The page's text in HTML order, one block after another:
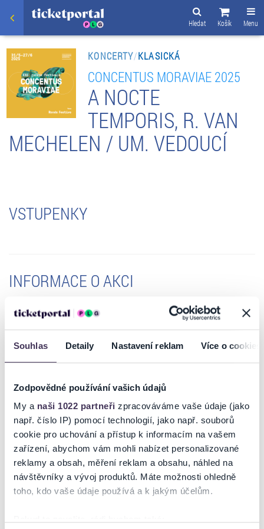
Souhlas Detaily Nastavení reklam Více o cookies
Zodpovědné používání vašich údajů
My a naši 1022 partneři zpracováváme vaše údaje (jako
např. číslo IP) pomocí technologií, jako např. souborů
cookie pro uchování a přístup k informacím na vašem
zařízení, abychom vám mohli nabízet personalizované
reklamy a obsah, měření reklam a obsahu, náhled na
návštěvníky a vývoj produktů. Máte možnosti ohledně
toho, kdo vaše údaje používá a k jakým účelům.
Menu
Košík
Hledat
KONCERTY/KLASICKÁ
CONCENTUS MORAVIAE 2025
A NOCTE
TEMPORIS, R. VAN
MECHELEN / UM. VEDOUCÍ
VSTUPENKY
INFORMACE O AKCI
CONCENTUS MORAVIAE 2025
Anna Besson
traverso
Myriam Rignolviola da gamba
Simon Linnétheorba
Reinoud Van Mechelen
kontratenor, umělecký vedoucí
Oh, ma belle brunette
"La brunette" je nejen hnědovlasá žena, ale také hudební forma velmi
módní ve Francii konce 17. a začátku 18. století: krátká, něžná píseň,
zabývající se milostnými nebo přírodními tématy, která mohla být
zpívána bez nebo i s doprovodem harmonického nástroje, koncem
17. století např. oblíbeného traversa neboli barokní flétny. Hvězdný